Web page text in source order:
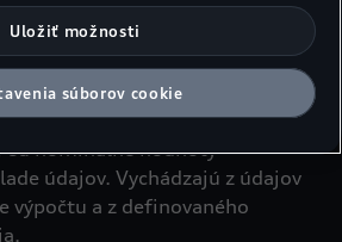
pre hlavu
pohotovostnej hmotnosti
sú nominálne hodnoty
údajov. Vychádzajú z údajov
výpočtu a z definovaného
Uložiť možnosti
súborov cookie